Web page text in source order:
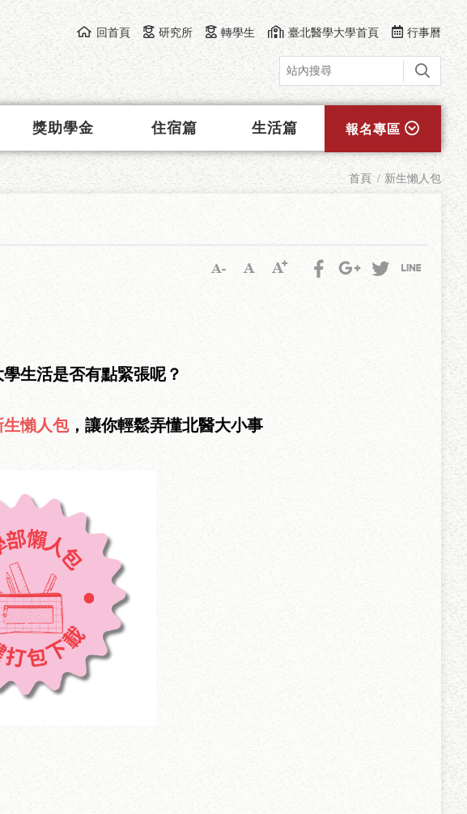
回首頁 研究所 轉學生 臺北醫學大學首頁 行事曆
獎助學金 住宿篇 生活篇 報名專區
首頁 新生懶人包
生活是否有點緊張呢？
懶人包，讓你輕鬆弄懂北醫大小事